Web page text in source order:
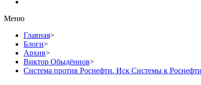
Меню
Главная>
Блоги>
Архив>
Виктор Обыдённов>
Система против Роснефти. Иск Системы к